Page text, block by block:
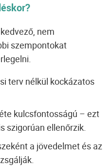
nem
szempontokat
terv nélkül kockázatos
kulcsfontosságú – ezt
szigorúan ellenőrzik.
a jövedelmet és az